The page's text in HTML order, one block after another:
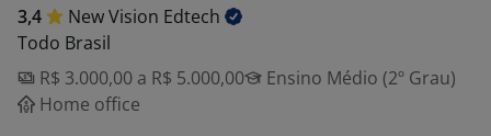
3,4 New Vision Edtech
Todo Brasil
R$ 3.000,00 a R$ 5.000,00
Ensino Médio (2º Grau)
Home office